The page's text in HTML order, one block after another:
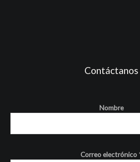
Contáctanos
Nombre
Correo electrónico